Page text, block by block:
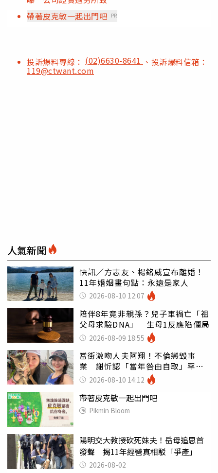
帶著皮克敏一起出門吧 PR
投訴爆料專線： (02)6630-8641 、投訴爆料信箱：
119@ctwant.com
人氣新聞
快訊／方志友、楊銘威宣布離婚！
11年婚姻畫句點：永遠是家人
2026-08-10 12:07
陪伴8年竟非親孫？兒子車禍亡「祖
父母求驗DNA」 生母1反應陷僵局
2026-08-09 18:55
當街激吻人夫阿翔！不倫戀毀事
業 謝忻認「當年咎由自取」罕吐
心聲2026-08-10 14:12
帶著皮克敏一起出門吧
Pikmin Bloom
陽明交大教授砍死妹夫！岳母追思首
發聲 揭11年經營真相駁「爭產」
2026-08-02